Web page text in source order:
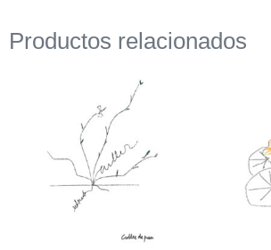
Productos relacionados